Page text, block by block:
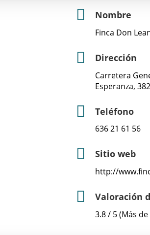
Nombre
Finca Don
Dirección
Carretera
Esperanza,
Teléfono
636 21 61 56
Sitio web
http://
Valoración
3.8 / 5 (Más de